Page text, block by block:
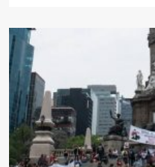
cartón
de
#Luy
#Monero
través